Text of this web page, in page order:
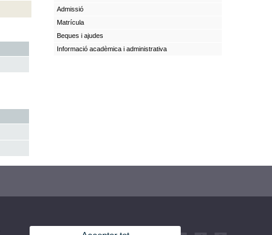
Admissió
Matrícula
Beques i ajudes
Informació acadèmica i administrativa